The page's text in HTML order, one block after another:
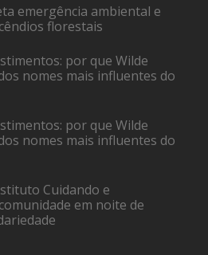
emergência ambiental e
florestais
por que Wilde
nomes mais influentes do
por que Wilde
nomes mais influentes do
Cuidando e
em noite de